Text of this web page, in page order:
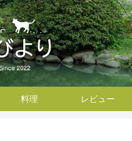
料理 レビュー